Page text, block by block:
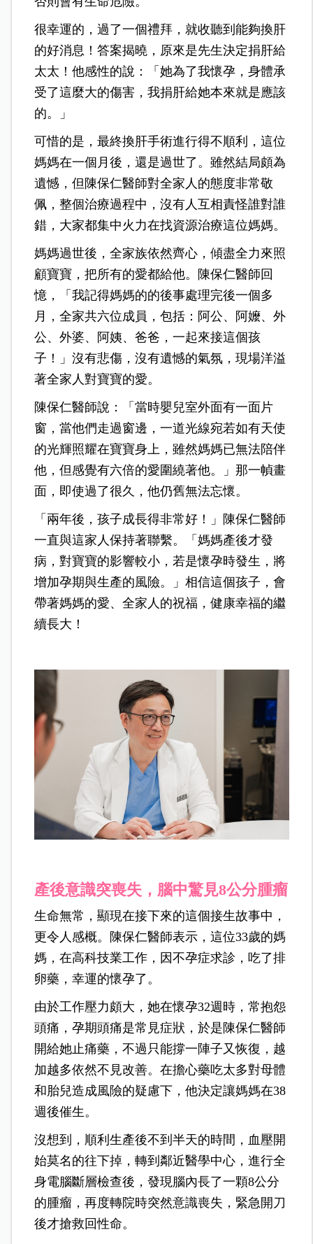
很幸運的，過了一個禮拜，就收聽到能夠換肝
的好消息！答案揭曉，原來是先生決定捐肝給
太太！他感性的說：「她為了我懷孕，身體承
受了這麼大的傷害，我捐肝給她本來就是應該
的。」
可惜的是，最終換肝手術進行得不順利，這位
媽媽在一個月後，還是過世了。雖然結局頗為
遺憾，但陳保仁醫師對全家人的態度非常敬
佩，整個治療過程中，沒有人互相責怪誰對誰
錯，大家都集中火力在找資源治療這位媽媽。
媽媽過世後，全家族依然齊心，傾盡全力來照
顧寶寶，把所有的愛都給他。陳保仁醫師回
憶，「我記得媽媽的的後事處理完後一個多
月，全家共六位成員，包括：阿公、阿嬤、外
公、外婆、阿姨、爸爸，一起來接這個孩
子！」沒有悲傷，沒有遺憾的氣氛，現場洋溢
著全家人對寶寶的愛。
陳保仁醫師說：「當時嬰兒室外面有一面片
窗，當他們走過窗邊，一道光線宛若如有天使
的光輝照耀在寶寶身上，雖然媽媽已無法陪伴
他，但感覺有六倍的愛圍繞著他。」那一幀畫
面，即使過了很久，他仍舊無法忘懷。
「兩年後，孩子成長得非常好！」陳保仁醫師
一直與這家人保持著聯繫。「媽媽產後才發
病，對寶寶的影響較小，若是懷孕時發生，將
增加孕期與生產的風險。」相信這個孩子，會
帶著媽媽的愛、全家人的祝福，健康幸福的繼
續長大！
產後意識突喪失，腦中驚見8公分腫瘤
生命無常，顯現在接下來的這個接生故事中，
更令人感概。陳保仁醫師表示，這位33歲的媽
媽，在高科技業工作，因不孕症求診，吃了排
卵藥，幸運的懷孕了。
由於工作壓力頗大，她在懷孕32週時，常抱怨
頭痛，孕期頭痛是常見症狀，於是陳保仁醫師
開給她止痛藥，不過只能撐一陣子又恢復，越
加越多依然不見改善。在擔心藥吃太多對母體
和胎兒造成風險的疑慮下，他決定讓媽媽在38
週後催生。
沒想到，順利生產後不到半天的時間，血壓開
始莫名的往下掉，轉到鄰近醫學中心，進行全
身電腦斷層檢查後，發現腦內長了一顆8公分
的腫瘤，再度轉院時突然意識喪失，緊急開刀
後才搶救回性命。